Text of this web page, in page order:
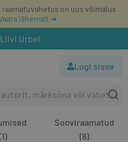
raamatuvahetus on uus võimalus
lähemalt ➔
Liivi Urbel
Logi sisse
Sooviraamatud
(8)